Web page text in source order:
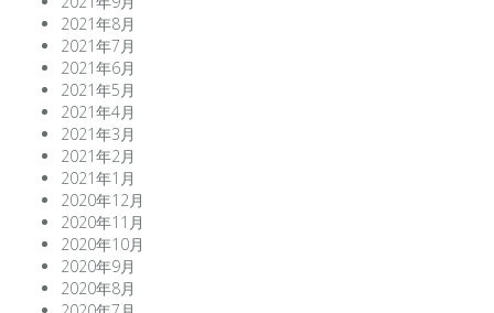
2021年8月
2021年7月
2021年6月
2021年5月
2021年4月
2021年3月
2021年2月
2021年1月
2020年12月
2020年11月
2020年10月
2020年9月
2020年8月